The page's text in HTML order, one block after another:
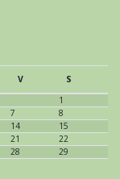
V
S
1
7
8
14
15
21
22
28
29